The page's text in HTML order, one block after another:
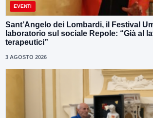
EVENTI
Sant’Angelo dei Lombardi, il Festival
laboratorio sul sociale Repole: “Già al
terapeutici”
3 AGOSTO 2026